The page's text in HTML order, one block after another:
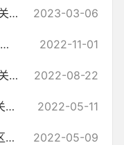
潜江市总口管理区党政办公室 关于开展校园安全综合检查的通知 2023-03-06
潜江市总口管理区2022年秋冬播生产指导意见 2022-11-01
潜江市总口管理区党政办公室 关于开展全区第三季度安全生产综合检查的通知 2022-08-22
潜江市总口管理区党政办公室关于开展全区第二季度安全生产综合检查的通知 2022-05-11
潜江市总口管理区关于开展全区房屋安全隐患大排查大整治工作的通知 2022-05-09